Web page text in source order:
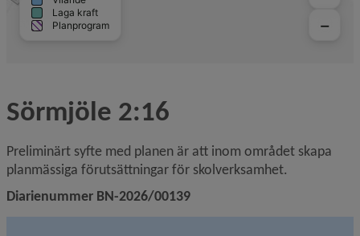
Sörmjöle 2:16
Preliminärt syfte med planen är att inom området skapa
planmässiga förutsättningar för skolverksamhet.
Diarienummer BN-2026/00139